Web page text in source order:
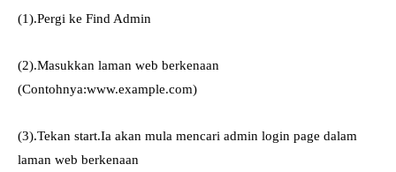
(1).Pergi ke Find Admin
(2).Masukkan laman web berkenaan
(Contohnya:www.example.com)
(3).Tekan start.Ia akan mula mencari admin login page dalam
laman web berkenaan